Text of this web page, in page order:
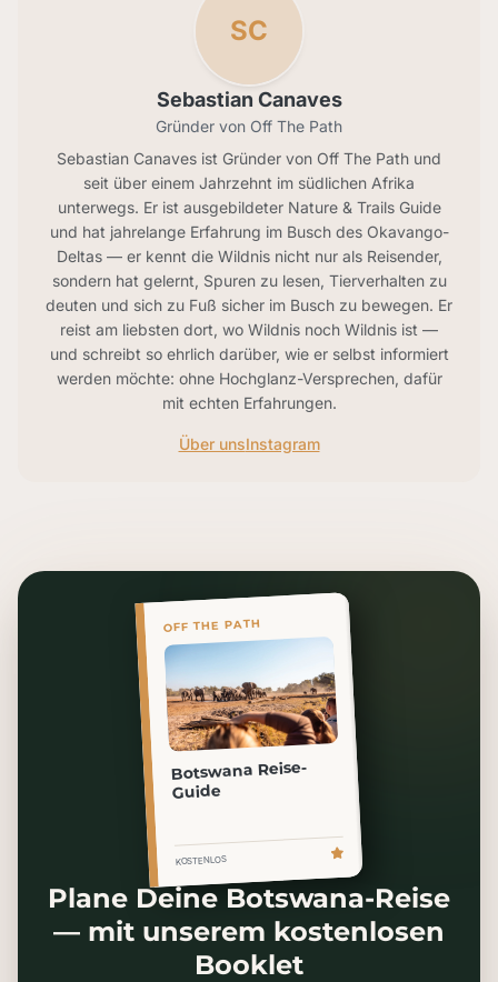
SC
Sebastian Canaves
Gründer von Off The Path
Sebastian Canaves ist Gründer von Off The Path und
seit über einem Jahrzehnt im südlichen Afrika
unterwegs. Er ist ausgebildeter Nature & Trails Guide
und hat jahrelange Erfahrung im Busch des Okavango-
Deltas — er kennt die Wildnis nicht nur als Reisender,
sondern hat gelernt, Spuren zu lesen, Tierverhalten zu
deuten und sich zu Fuß sicher im Busch zu bewegen. Er
reist am liebsten dort, wo Wildnis noch Wildnis ist —
und schreibt so ehrlich darüber, wie er selbst informiert
werden möchte: ohne Hochglanz-Versprechen, dafür
mit echten Erfahrungen.
Über unsInstagram
OFF THE PATH
Botswana Reise-
Guide
KOSTENLOS
Plane Deine Botswana-Reise
— mit unserem kostenlosen
Booklet